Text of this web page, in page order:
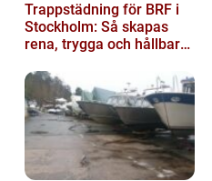
Trappstädning för BRF i
Stockholm: Så skapas
rena, trygga och hållbara